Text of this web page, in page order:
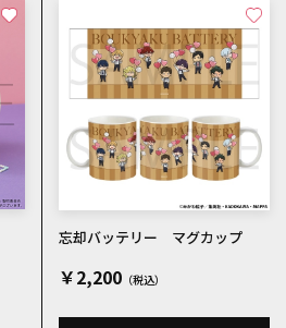
忘却バッテリー マグカップ
￥2,200